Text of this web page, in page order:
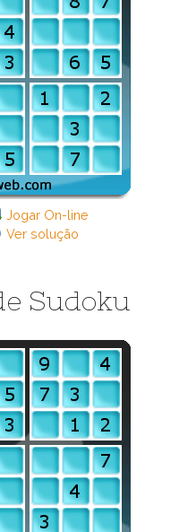
Jogar On-line
Ver solução
Sudoku